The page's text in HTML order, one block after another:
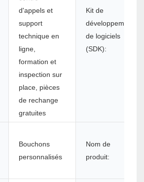
d'appels et
support
technique en
ligne,
formation et
inspection sur
place, pièces
de rechange
gratuites
Kit de
développement
de logiciels
(SDK):
Bouchons
personnalisés
Nom de
produit: